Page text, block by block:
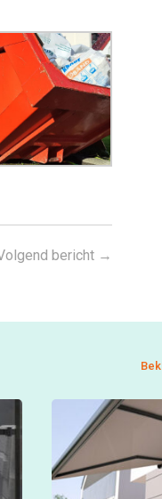
bericht→